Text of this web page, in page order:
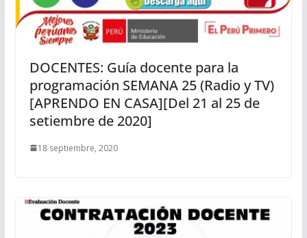
DOCENTES: Guía docente para la
programación SEMANA 25 (Radio y TV)
[APRENDO EN CASA][Del 21 al 25 de
setiembre de 2020]
18 septiembre, 2020